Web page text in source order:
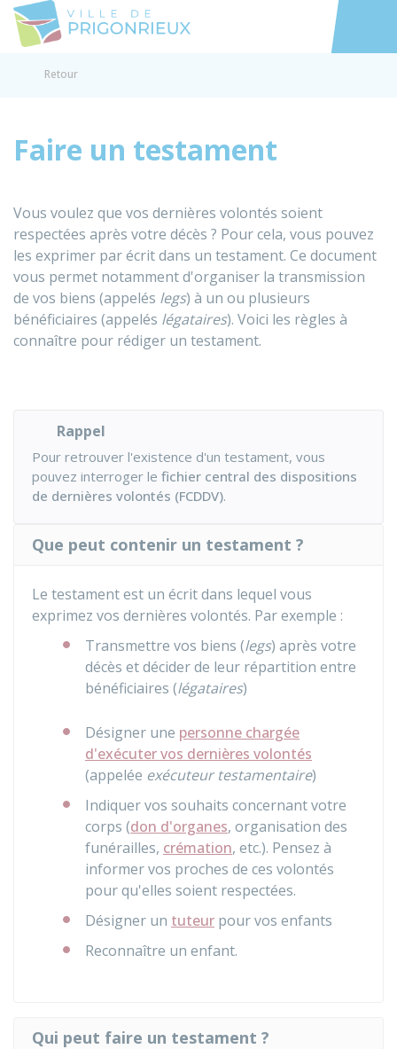
Accéder
Retour
Faire un testament
Vous voulez que vos dernières volontés soient
respectées après votre décès ? Pour cela, vous pouvez
les exprimer par écrit dans un testament. Ce document
vous permet notamment d'organiser la transmission
de vos biens (appelés legs) à un ou plusieurs
bénéficiaires (appelés légataires). Voici les règles à
connaître pour rédiger un testament.
Rappel
Pour retrouver l'existence d'un testament, vous
pouvez interroger le fichier central des dispositions
de dernières volontés (FCDDV).
Que peut contenir un testament ?
Le testament est un écrit dans lequel vous
exprimez vos dernières volontés. Par exemple :
Transmettre vos biens (legs) après votre
décès et décider de leur répartition entre
bénéficiaires (légataires)
Désigner une personne chargée
d'exécuter vos dernières volontés
(appelée exécuteur testamentaire)
Indiquer vos souhaits concernant votre
corps (don d'organes, organisation des
funérailles, crémation, etc.). Pensez à
informer vos proches de ces volontés
pour qu'elles soient respectées.
Désigner un tuteur pour vos enfants
Reconnaître un enfant.
Qui peut faire un testament ?